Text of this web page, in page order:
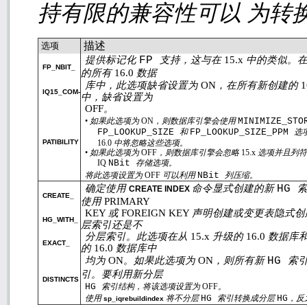
持有限的兼容性可以 为转
选项 描述
FP_NBIT_
提供标记化 FP 支持，这与在 15.x 中的类似。
的所有16.0 数据
IQ15_COM-
库中，此选项缺省设置为 ON，在所有新创建的
中，缺省设置为
PATIBILITY
OFF。
• 如果此选项为ON，则数据库引擎会使用
FP_LOOKUP_SIZE和 FP_LOOKUP_SIZE_PPM选
16.0 中将忽略这些选项。
• 如果此选项为OFF，则数据库引擎会忽略 15.x 选项并且列
IQ NBit 存储选项。
将此选项设置为OFF 可以利用 NBit 列压缩。
CREATE_
确定使用 CREATE INDEX 命令显式创建的新 HG
使用PRIMARY
HG_WITH_
KEY或FOREIGN KEY 声明创建或变更表隐式
层索引还是不
EXACT_
分层索引。此选项在从 15.x 升级的 16.0 数据库
的 16.0 数据库中
DISTINCTS
均为 ON。如果此选项为 ON，则所有新 HG
索
引。要利用新分层
HG 索引结构，将该选项设置为OFF。
使用sp_iqrebuildindex 将不分层 HG 索引转换成分层 HG ，